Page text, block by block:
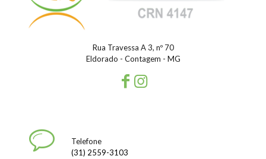
Rua Travessa A 3, nº 70
Eldorado - Contagem - MG
Telefone
(31) 2559-3103